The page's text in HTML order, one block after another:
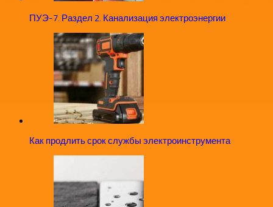
ПУЭ-7. Раздел 2. Канализация электроэнергии
Как продлить срок службы электроинструмента